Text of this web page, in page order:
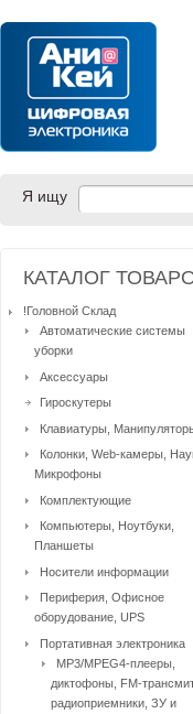
Я ищу
КАТАЛОГ
!Головной Склад
Автоматические системы
уборки
Аксессуары
Гироскутеры
Клавиатуры,
Колонки, Web-камеры,
Микрофоны
Комплектующие
Компьютеры, Ноутбуки,
Планшеты
Носители информации
Периферия, Офисное
оборудование, UPS
Портативная электроника
MP3/MPEG4-плееры,
диктофоны, FM-
радиоприемники, ЗУ и